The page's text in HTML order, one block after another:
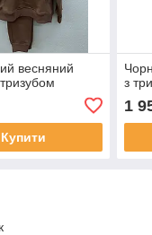
весняний
Купити
з
1